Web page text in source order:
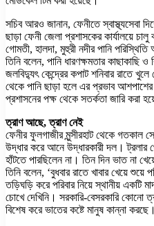
সচিব আরও জানান, ফেনীতে স্বাস্থ্যসেবা
ছাড়া ফেনী জেলা প্রশাসকের কার্যালয়ে
গোমতী, হালদা, মুহুরী নদীর পানি
তিনি বলেন, পানি ধারণক্ষমতার কাছাকাছি ও
জলবিদ্যুৎ কেন্দ্রের কপাট শনিবার রাতে
থেকে পানি ছাড়া হলে এর প্রভাব
প্রশাসনের পক্ষ থেকে সতর্কতা জারি করা
ত্রাণ আছে, ত্রাণ নেই
ফেনীর ফুলগাজীর মুন্সীরহাট থেকে গতকাল
উদ্ধার করে আনে উদ্ধারকারী দল। ট্রলার
হাঁটতে পারছিলেন না। তিন দিন ভাত না
তিনি বলেন, ‘বুধবার রাতে খাবার খেয়ে
তড়িঘড়ি করে পরিবার নিয়ে স্থানীয় একটি
চোখে দেখিনি। সরকারি-বেসরকারি কোনো
বিশেষ করে ভাতের কষ্টে মানুষ কান্না